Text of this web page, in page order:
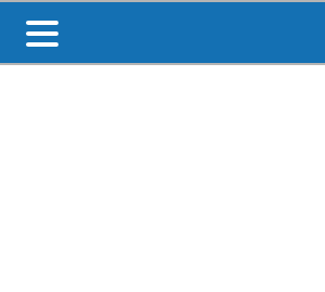
Toggle
navigation